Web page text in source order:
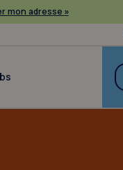
mon adresse »